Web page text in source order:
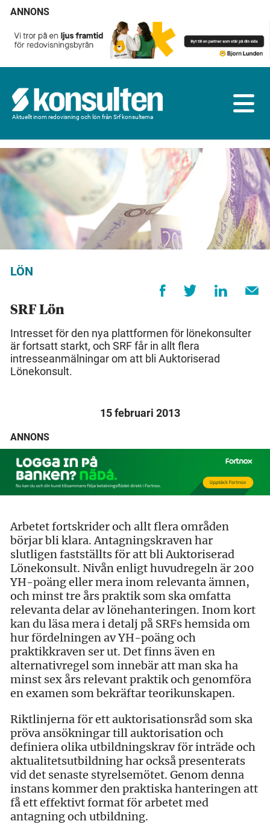
ANNONS
Aktuellt inom redovisning och lön från Srf konsulterna
LÖN
SRF Lön
Intresset för den nya plattformen för lönekonsulter
är fortsatt starkt, och SRF får in allt flera
intresseanmälningar om att bli Auktoriserad
Lönekonsult.
15 februari 2013
ANNONS
Arbetet fortskrider och allt flera områden
börjar bli klara. Antagningskraven har
slutligen fastställts för att bli Auktoriserad
Lönekonsult. Nivån enligt huvudregeln är 200
YH-poäng eller mera inom relevanta ämnen,
och minst tre års praktik som ska omfatta
relevanta delar av lönehanteringen. Inom kort
kan du läsa mera i detalj på SRFs hemsida om
hur fördelningen av YH-poäng och
praktikkraven ser ut. Det finns även en
alternativregel som innebär att man ska ha
minst sex års relevant praktik och genomföra
en examen som bekräftar teorikunskapen.
Riktlinjerna för ett auktorisationsråd som ska
pröva ansökningar till auktorisation och
definiera olika utbildningskrav för inträde och
aktualitetsutbildning har också presenterats
vid det senaste styrelsemötet. Genom denna
instans kommer den praktiska hanteringen att
få ett effektivt format för arbetet med
antagning och utbildning.